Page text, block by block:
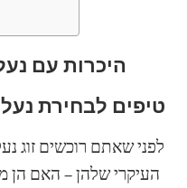
היכרות עם
טיפים לבחירת
לפני שאתם רוכשים זוג
העיקרי שלהן – האם הן